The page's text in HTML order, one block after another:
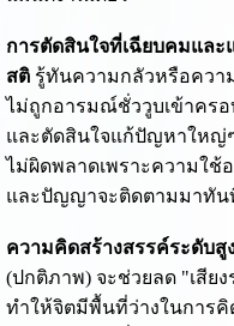
การตัดสินใจที่เฉียบคมและ
สติรู้ทันความกลัวหรือควา
ไม่ถูกอารมณ์ชั่ววูบเข้าครอ
และตัดสินใจแก้ปัญหาใหญ่
ไม่ผิดพลาดเพราะความใช้
และปัญญาจะติดตามมาทัน
ความคิดสร้างสรรค์ระดับสูง
(ปกติภาพ) จะช่วยลด "เสียง
ทำให้จิตมีพื้นที่ว่างในการ